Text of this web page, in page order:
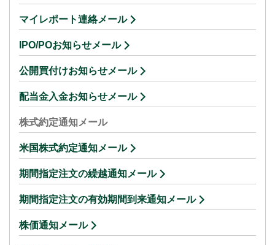
マイレポート連絡メール
IPO/POお知らせメール
公開買付けお知らせメール
配当金入金お知らせメール
株式約定通知メール
米国株式約定通知メール
期間指定注文の繰越通知メール
期間指定注文の有効期間到来通知メール
株価通知メール